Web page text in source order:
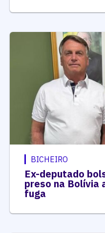
BICHEIRO
Ex-deputado
preso na Bolívia
fuga